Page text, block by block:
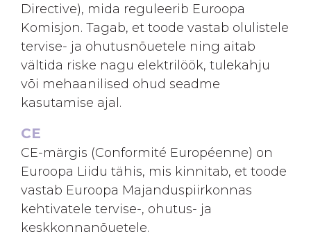
Directive), mida reguleerib Euroopa
Komisjon. Tagab, et toode vastab olulistele
tervise- ja ohutusnõuetele ning aitab
vältida riske nagu elektrilöök, tulekahju
või mehaanilised ohud seadme
kasutamise ajal.
CE
CE-märgis (Conformité Européenne) on
Euroopa Liidu tähis, mis kinnitab, et toode
vastab Euroopa Majanduspiirkonnas
kehtivatele tervise-, ohutus- ja
keskkonnanõuetele.